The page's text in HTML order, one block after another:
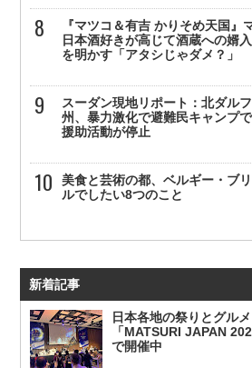
『マツコ＆有吉 かりそめ天国』
日本酒好きが高じて酒蔵への婿
を明かす「アタシじゃダメ？」
スーダン現地リポート：北ダル
州、暴力激化で避難民キャンプ
援助活動が停止
美食と芸術の都、ベルギー・ブ
ルでしたい8つのこと
新着記事
日本各地の祭りとグル
「MATSURI JAPAN
で開催中